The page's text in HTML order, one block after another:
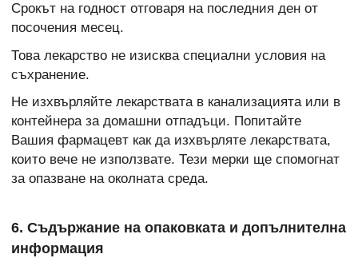
Срокът на годност отговаря на последния ден от
посочения месец.
Това лекарство не изисква специални условия на
съхранение.
Не изхвърляйте лекарствата в канализацията или в
контейнера за домашни отпадъци. Попитайте
Вашия фармацевт как да изхвърляте лекарствата,
които вече не използвате. Тези мерки ще спомогнат
за опазване на околната среда.
6. Съдържание на опаковката и допълнителна
информация